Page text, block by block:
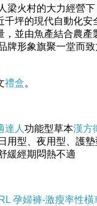
梁火村的大力經營
千坪的現代自動化
，並由魚產結合農產
牌形象旗聚一堂而
禮盒。
達人 功能型草本漢方
用型、夜用型、護
緩經期悶熱不適
孕婦褲-激瘦率性